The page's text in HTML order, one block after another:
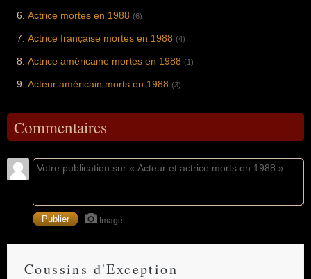
Actrice mortes en 1988 (6)
Actrice française mortes en 1988 (4)
Actrice américaine mortes en 1988 (1)
Acteur américain morts en 1988 (3)
Commentaires
Image
Coussins d'Exception